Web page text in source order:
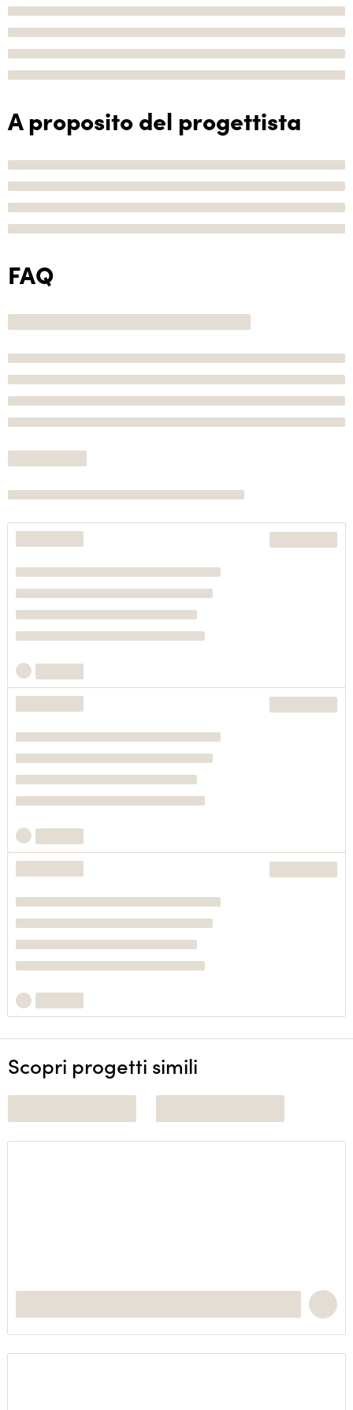
A proposito del progettista
FAQ
Scopri progetti simili